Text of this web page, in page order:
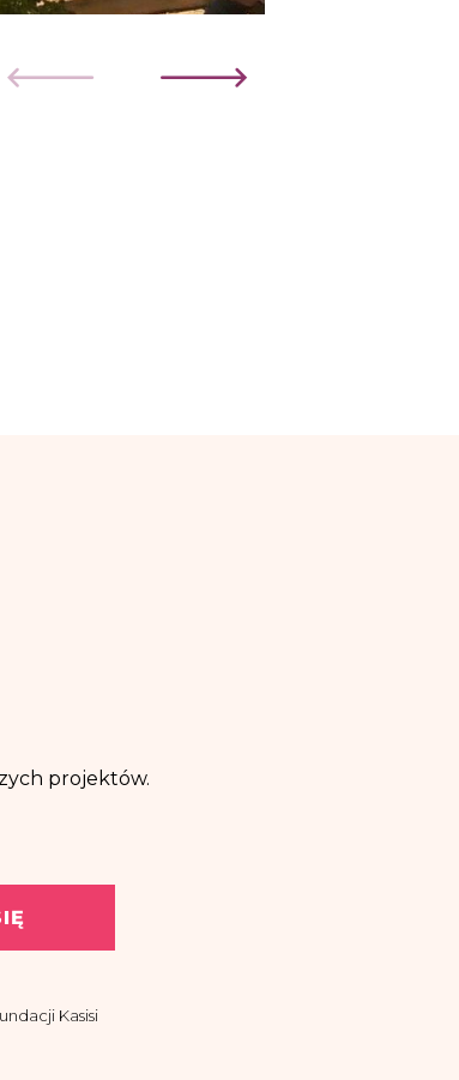
projektów.
Kasisi